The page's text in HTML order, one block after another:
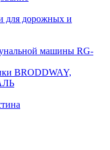
для дорожных и
машины RG-
BRODDWAY,